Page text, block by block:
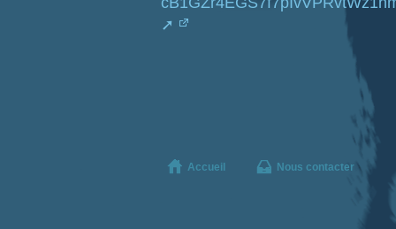
Accueil Nous contacter